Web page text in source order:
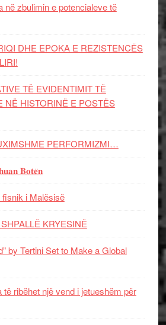
në zbulimin e potencialeve të
DHE EPOKA E REZISTENCЁS
TË EVIDENTIMIT TË
NË HISTORINË E POSTËS
PERFORMIZMI…
𝐁𝐨𝐭𝐞̈𝐧
i Malësisë
KRYESINË
by Tertini Set to Make a Global
të ribëhet një vend i jetueshëm për